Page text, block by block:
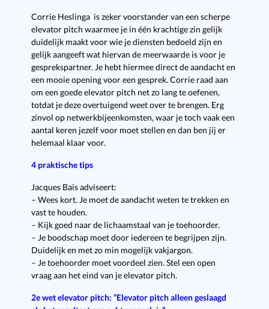
Corrie Heslinga is zeker voorstander van een scherpe
elevator pitch waarmee je in één krachtige zin gelijk
duidelijk maakt voor wie je diensten bedoeld zijn en
gelijk aangeeft wat hiervan de meerwaarde is voor je
gesprekspartner. Je hebt hiermee direct de aandacht en
een mooie opening voor een gesprek. Corrie raad aan
om een goede elevator pitch net zo lang te oefenen,
totdat je deze overtuigend weet over te brengen. Erg
zinvol op netwerkbijeenkomsten, waar je toch vaak een
aantal keren jezelf voor moet stellen en dan ben jij er
helemaal klaar voor.
4 praktische tips
Jacques Bais adviseert:
– Wees kort. Je moet de aandacht weten te trekken en
vast te houden.
– Kijk goed naar de lichaamstaal van je toehoorder.
– Je boodschap moet door iedereen te begrijpen zijn.
Duidelijk en met zo min mogelijk vakjargon.
– Je toehoorder moet voordeel zien. Stel een open
vraag aan het eind van je elevator pitch.
2e wet elevator pitch: “Elevator pitch alleen geslaagd